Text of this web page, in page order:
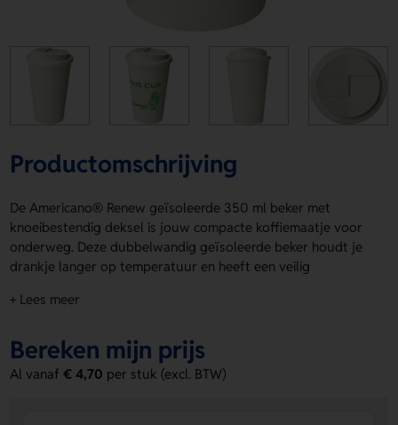
Productomschrijving
De Americano® Renew geïsoleerde 350 ml beker met
knoeibestendig deksel is jouw compacte koffiemaatje voor
onderweg. Deze dubbelwandig geïsoleerde beker houdt je
drankje langer op temperatuur en heeft een veilig
geïsoleerde 350 ml beker met knoeibestendig deksel bevat
geleverd in een thuiscomposteerbare polybag. Kies uit
Crème, Grijs, Donkergrijs, Roze, Lichtblauw en Lichtgroen.
Bedrukking is mogelijk rondom voor jouw logo, naam of
+ Lees meer
Bereken mijn prijs
Al vanaf€ 4,70 per stuk (excl. BTW)